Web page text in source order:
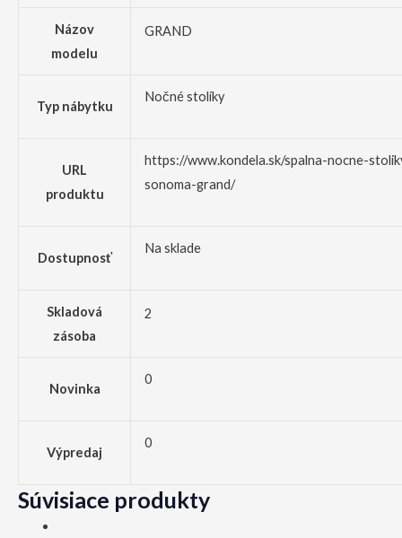
Názov
modelu
GRAND
Typ nábytku
Nočné stolíky
URL
produktu
https://www.kondela.sk/spalna-nocne-
sonoma-grand/
Dostupnosť
Na sklade
Skladová
zásoba
2
Novinka
0
Výpredaj
0
Súvisiace produkty